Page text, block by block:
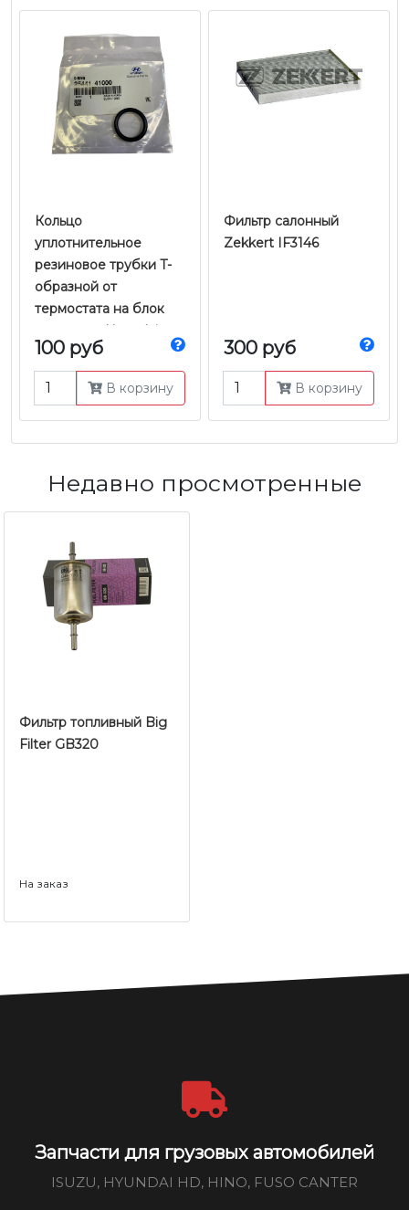
Кольцо
уплотнительное
резиновое трубки T-
образной от
термостата на блок
двигателя Hyundai
HD78 D4DD Евро-3 |
Оригинал
100 руб
В корзину
Фильтр салонный
Zekkert IF3146
300 руб
В корзину
Недавно просмотренные
Фильтр топливный Big
Filter GB320
На заказ
Запчасти для грузовых автомобилей
ISUZU, HYUNDAI HD, HINO, FUSO CANTER